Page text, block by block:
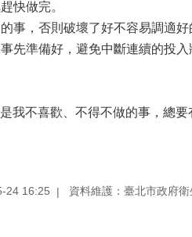
快做完。
事，否則破壞了好不容易調適好
先準備好，避免中斷連續的投入
不喜歡、不得不做的事，總要
24 16:25 資料維護：臺北市政府衛